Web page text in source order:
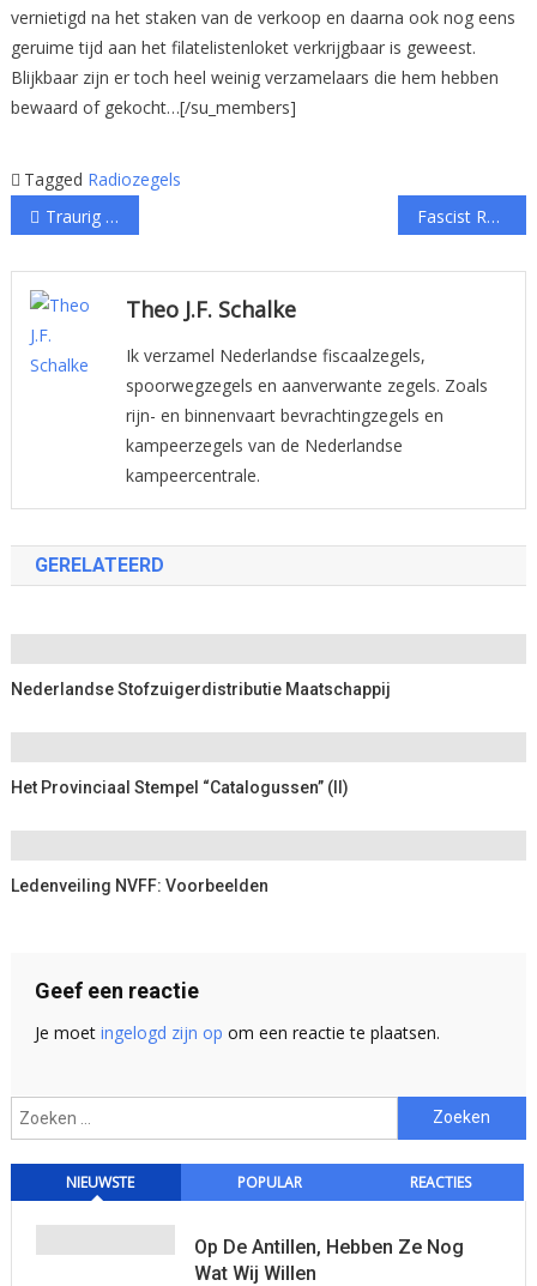
vernietigd na het staken van de verkoop en daarna ook nog eens
geruime tijd aan het filatelistenloket verkrijgbaar is geweest.
Blijkbaar zijn er toch heel weinig verzamelaars die hem hebben
bewaard of gekocht…[/su_members]
Tagged Radiozegels
Bericht
navigatie
Traurig aber war, doch im Grunde genommen weit gefehlt! Fascist Regime 1922 until 1943
Theo J.F. Schalke
Ik verzamel Nederlandse fiscaalzegels,
spoorwegzegels en aanverwante zegels. Zoals
rijn- en binnenvaart bevrachtingzegels en
kampeerzegels van de Nederlandse
kampeercentrale.
GERELATEERD
Nederlandse Stofzuigerdistributie Maatschappij
Het Provinciaal Stempel “Catalogussen” (II)
Ledenveiling NVFF: Voorbeelden
Geef een reactie
Je moet ingelogd zijn op om een reactie te plaatsen.
Zoeken
naar:
NIEUWSTE POPULAR REACTIES
Op De Antillen, Hebben Ze Nog
Wat Wij Willen